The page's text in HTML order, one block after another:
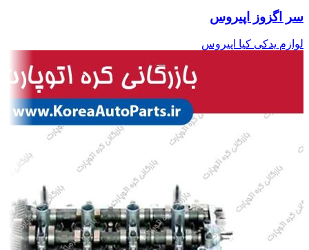
سر اگزوز اپیروس
لوازم یدکی کیا اپیروس